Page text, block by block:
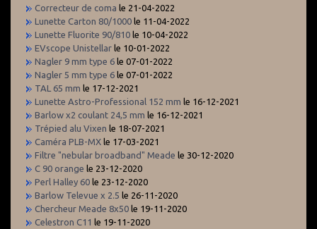
Correcteur de coma le 21-04-2022
Lunette Carton 80/1000 le 11-04-2022
Lunette Fluorite 90/810 le 10-04-2022
EVscope Unistellar le 10-01-2022
Nagler 9 mm type 6 le 07-01-2022
Nagler 5 mm type 6 le 07-01-2022
TAL 65 mm le 17-12-2021
Lunette Astro-Professional 152 mm le 16-12-2021
Barlow x2 coulant 24,5 mm le 16-12-2021
Trépied alu Vixen le 18-07-2021
Caméra PLB-MX le 17-03-2021
Filtre "nebular broadband" Meade le 30-12-2020
C 90 orange le 23-12-2020
Perl Halley 60 le 23-12-2020
Barlow Televue x 2.5 le 26-11-2020
Chercheur Meade 8x50 le 19-11-2020
Celestron C11 le 19-11-2020